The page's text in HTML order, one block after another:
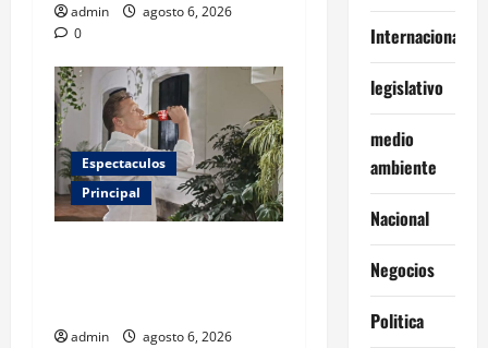
admin
agosto 6, 2026
0
Espectaculos
Principal
admin
agosto 6, 2026
Internacionales
legislativo
medio
ambiente
Nacional
Negocios
Politica